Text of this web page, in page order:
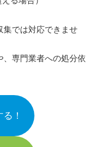
集では対応できませ
、専門業者への処分依
！